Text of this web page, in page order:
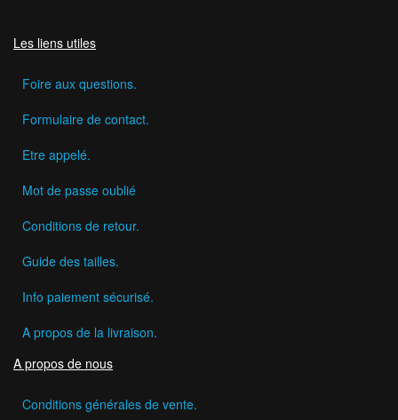
Les liens utiles
Foire aux questions.
Formulaire de contact.
Etre appelé.
Mot de passe oublié
Conditions de retour.
Guide des tailles.
Info paiement sécurisé.
A propos de la livraison.
A propos de nous
Conditions générales de vente.